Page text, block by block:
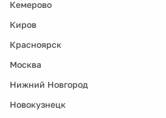
Кемерово
Киров
Красноярск
Москва
Нижний Новгород
Новокузнецк